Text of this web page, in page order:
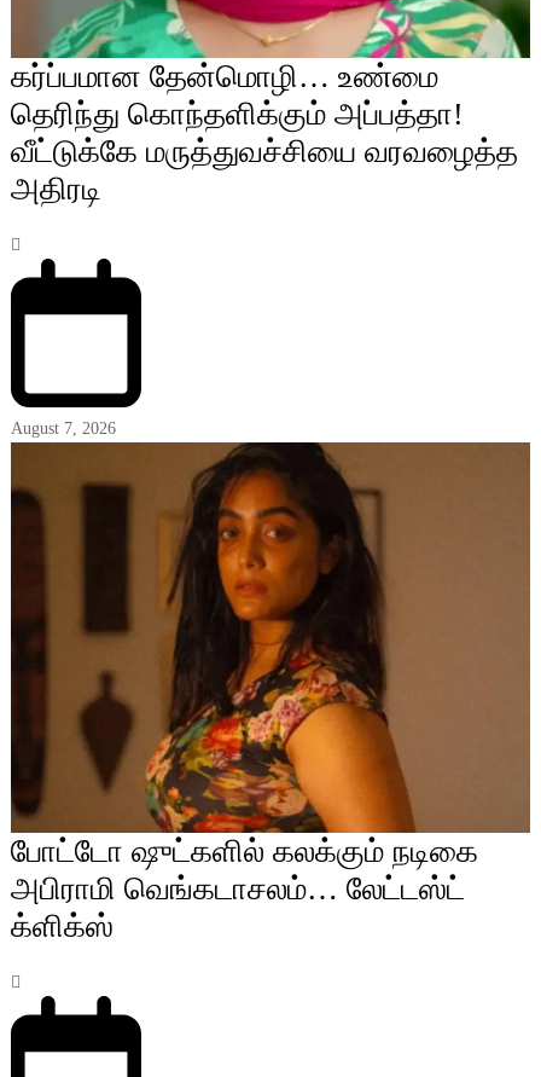
கர்ப்பமான தேன்மொழி… உண்மை
தெரிந்து கொந்தளிக்கும் அப்பத்தா!
வீட்டுக்கே மருத்துவச்சியை வரவழைத்த
அதிரடி
August 7, 2026
போட்டோ ஷுட்களில் கலக்கும் நடிகை
அபிராமி வெங்கடாசலம்… லேட்டஸ்ட்
க்ளிக்ஸ்